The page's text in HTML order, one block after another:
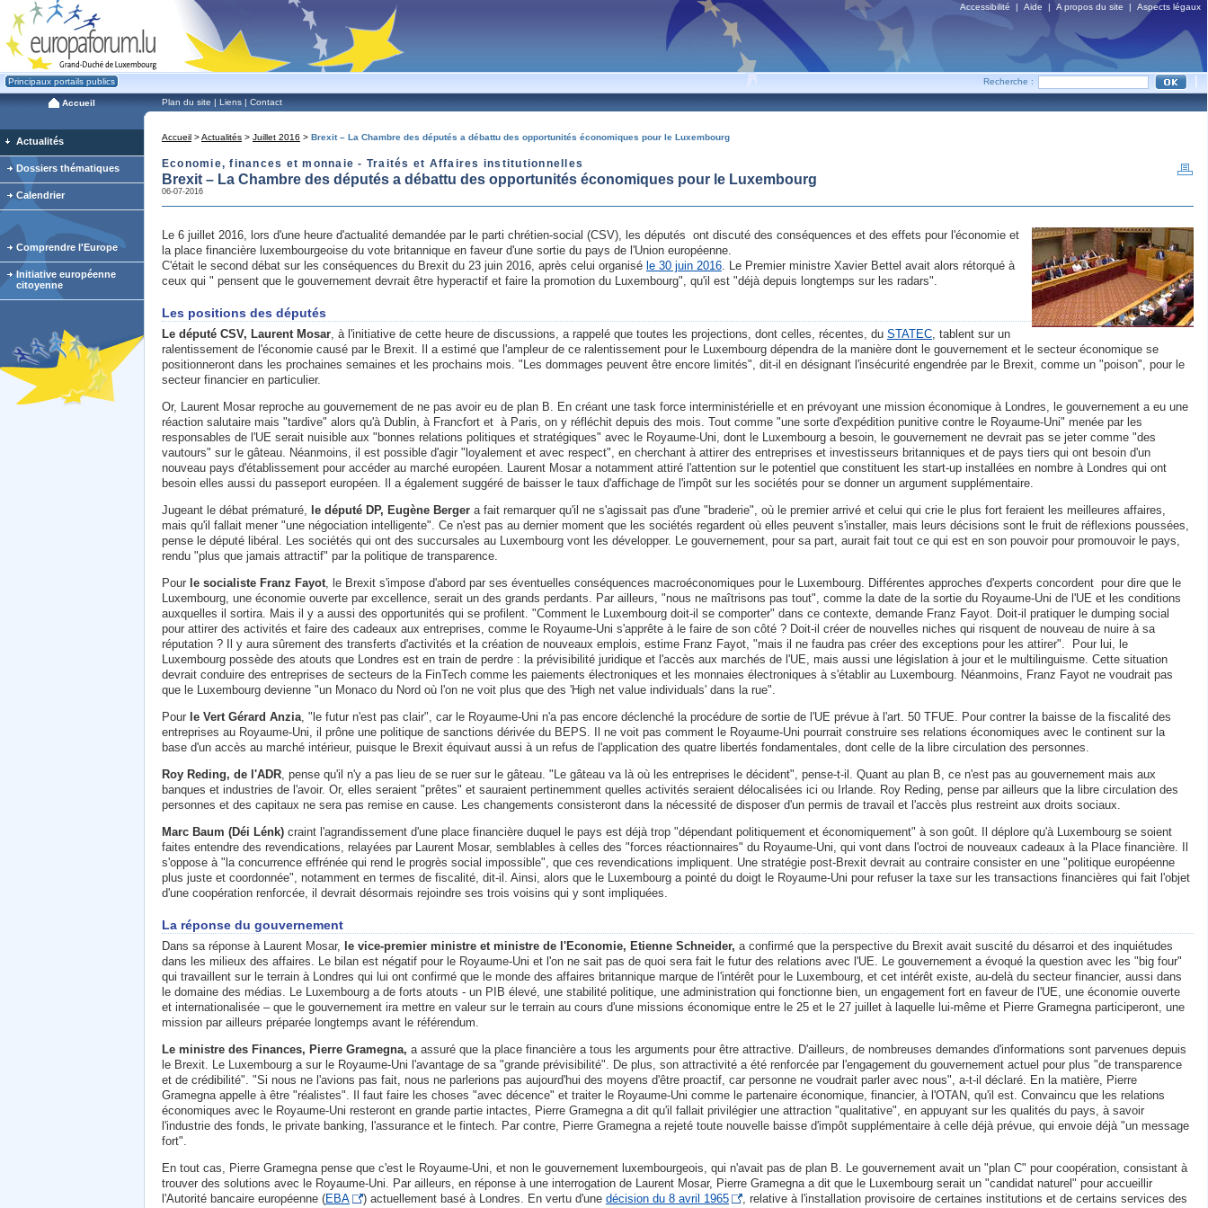
Accessibilité | Aide | A propos du site | Aspects légaux
Principaux portails publics Recherche :
Accueil Plan du site | Liens | Contact
Accueil >Actualités > Juillet 2016 > Brexit – La Chambre des députés a débattu des opportunités économiques pour le Luxembourg
Economie, finances et monnaie - Traités et Affaires institutionnelles
Brexit – La Chambre des députés a débattu des opportunités économiques pour le Luxembourg
06-07-2016
Le 6 juillet 2016, lors d'une heure d'actualité demandée par le parti chrétien-social (CSV), les députés ont discuté des conséquences et des effets pour l'économie et
la place financière luxembourgeoise du vote britannique en faveur d'une sortie du pays de l'Union européenne.
C'était le second débat sur les conséquences du Brexit du 23 juin 2016, après celui organisé le 30 juin 2016. Le Premier ministre Xavier Bettel avait alors rétorqué à
ceux qui " pensent que le gouvernement devrait être hyperactif et faire la promotion du Luxembourg", qu'il est "déjà depuis longtemps sur les radars".
Les positions des députés
Le député CSV, Laurent Mosar , à l'initiative de cette heure de discussions, a rappelé que toutes les projections, dont celles, récentes, du STATEC , tablent sur un
ralentissement de l'économie causé par le Brexit. Il a estimé que l'ampleur de ce ralentissement pour le Luxembourg dépendra de la manière dont le gouvernement et le secteur économique se
positionneront dans les prochaines semaines et les prochains mois. "Les dommages peuvent être encore limités", dit-il en désignant l'insécurité engendrée par le Brexit, comme un "poison", pour le
secteur financier en particulier.
Or, Laurent Mosar reproche au gouvernement de ne pas avoir eu de plan B. En créant une task force interministérielle et en prévoyant une mission économique à Londres, le gouvernement a eu une
réaction salutaire mais "tardive" alors qu'à Dublin, à Francfort et à Paris, on y réfléchit depuis des mois. Tout comme "une sorte d'expédition punitive contre le Royaume-Uni" menée par les
responsables de l'UE serait nuisible aux "bonnes relations politiques et stratégiques" avec le Royaume-Uni, dont le Luxembourg a besoin, le gouvernement ne devrait pas se jeter comme "des
vautours" sur le gâteau. Néanmoins, il est possible d'agir "loyalement et avec respect", en cherchant à attirer des entreprises et investisseurs britanniques et de pays tiers qui ont besoin d'un
nouveau pays d'établissement pour accéder au marché européen. Laurent Mosar a notamment attiré l'attention sur le potentiel que constituent les start-up installées en nombre à Londres qui ont
besoin elles aussi du passeport européen. Il a également suggéré de baisser le taux d'affichage de l'impôt sur les sociétés pour se donner un argument supplémentaire.
Jugeant le débat prématuré,
le député DP, Eugène Berger a fait remarquer qu'il ne s'agissait pas d'une "braderie", où le premier arrivé et celui qui crie le plus fort feraient les meilleures affaires,
mais qu'il fallait mener "une négociation intelligente". Ce n'est pas au dernier moment que les sociétés regardent où elles peuvent s'installer, mais leurs décisions sont le fruit de réflexions poussées,
pense le député libéral. Les sociétés qui ont des succursales au Luxembourg vont les développer. Le gouvernement, pour sa part, aurait fait tout ce qui est en son pouvoir pour promouvoir le pays,
rendu "plus que jamais attractif" par la politique de transparence.
Pour le socialiste Franz Fayot , le Brexit s'impose d'abord par ses éventuelles conséquences macroéconomiques pour le Luxembourg. Différentes approches d'experts concordent pour dire que le
Luxembourg, une économie ouverte par excellence, serait un des grands perdants. Par ailleurs, "nous ne maîtrisons pas tout", comme la date de la sortie du Royaume-Uni de l'UE et les conditions
auxquelles il sortira. Mais il y a aussi des opportunités qui se profilent. "Comment le Luxembourg doit-il se comporter" dans ce contexte, demande Franz Fayot. Doit-il pratiquer le dumping social
pour attirer des activités et faire des cadeaux aux entreprises, comme le Royaume-Uni s'apprête à le faire de son côté ? Doit-il créer de nouvelles niches qui risquent de nouveau de nuire à sa
réputation ? Il y aura sûrement des transferts d'activités et la création de nouveaux emplois, estime Franz Fayot, "mais il ne faudra pas créer des exceptions pour les attirer". Pour lui, le
Luxembourg possède des atouts que Londres est en train de perdre : la prévisibilité juridique et l'accès aux marchés de l'UE, mais aussi une législation à jour et le multilinguisme. Cette situation
devrait conduire des entreprises de secteurs de la FinTech comme les paiements électroniques et les monnaies électroniques à s'établir au Luxembourg. Néanmoins, Franz Fayot ne voudrait pas
que le Luxembourg devienne "un Monaco du Nord où l'on ne voit plus que des 'High net value individuals' dans la rue".
Pour le Vert Gérard Anzia , "le futur n'est pas clair", car le Royaume-Uni n'a pas encore déclenché la procédure de sortie de l'UE prévue à l'art. 50 TFUE. Pour contrer la baisse de la fiscalité des
entreprises au Royaume-Uni, il prône une politique de sanctions dérivée du BEPS. Il ne voit pas comment le Royaume-Uni pourrait construire ses relations économiques avec le continent sur la
base d'un accès au marché intérieur, puisque le Brexit équivaut aussi à un refus de l'application des quatre libertés fondamentales, dont celle de la libre circulation des personnes.
Roy Reding, de l'ADR , pense qu'il n'y a pas lieu de se ruer sur le gâteau. "Le gâteau va là où les entreprises le décident", pense-t-il. Quant au plan B, ce n'est pas au gouvernement mais aux
banques et industries de l'avoir. Or, elles seraient "prêtes" et sauraient pertinemment quelles activités seraient délocalisées ici ou Irlande. Roy Reding, pense par ailleurs que la libre circulation des
personnes et des capitaux ne sera pas remise en cause. Les changements consisteront dans la nécessité de disposer d'un permis de travail et l'accès plus restreint aux droits sociaux.
Marc Baum (Déi Lénk) craint l'agrandissement d'une place financière duquel le pays est déjà trop "dépendant politiquement et économiquement" à son goût. Il déplore qu'à Luxembourg se soient
faites entendre des revendications, relayées par Laurent Mosar, semblables à celles des "forces réactionnaires" du Royaume-Uni, qui vont dans l'octroi de nouveaux cadeaux à la Place financière. Il
s'oppose à "la concurrence effrénée qui rend le progrès social impossible", que ces revendications impliquent. Une stratégie post-Brexit devrait au contraire consister en une "politique européenne
plus juste et coordonnée", notamment en termes de fiscalité, dit-il. Ainsi, alors que le Luxembourg a pointé du doigt le Royaume-Uni pour refuser la taxe sur les transactions financières qui fait l'objet
d'une coopération renforcée, il devrait désormais rejoindre ses trois voisins qui y sont impliquées.
La réponse du gouvernement
Dans sa réponse à Laurent Mosar, le vice-premier ministre et ministre de l'Economie, Etienne Schneider, a confirmé que la perspective du Brexit avait suscité du désarroi et des inquiétudes
dans les milieux des affaires. Le bilan est négatif pour le Royaume-Uni et l'on ne sait pas de quoi sera fait le futur des relations avec l'UE. Le gouvernement a évoqué la question avec les "big four"
qui travaillent sur le terrain à Londres qui lui ont confirmé que le monde des affaires britannique marque de l'intérêt pour le Luxembourg, et cet intérêt existe, au-delà du secteur financier, aussi dans
le domaine des médias. Le Luxembourg a de forts atouts - un PIB élevé, une stabilité politique, une administration qui fonctionne bien, un engagement fort en faveur de l'UE, une économie ouverte
et internationalisée – que le gouvernement ira mettre en valeur sur le terrain au cours d'une missions économique entre le 25 et le 27 juillet à laquelle lui-même et Pierre Gramegna participeront, une
mission par ailleurs préparée longtemps avant le référendum.
Le ministre des Finances, Pierre Gramegna, a assuré que la place financière a tous les arguments pour être attractive. D'ailleurs, de nombreuses demandes d'informations sont parvenues depuis
le Brexit. Le Luxembourg a sur le Royaume-Uni l'avantage de sa "grande prévisibilité". De plus, son attractivité a été renforcée par l'engagement du gouvernement actuel pour plus "de transparence
et de crédibilité". "Si nous ne l'avions pas fait, nous ne parlerions pas aujourd'hui des moyens d'être proactif, car personne ne voudrait parler avec nous", a-t-il déclaré. En la matière, Pierre
Gramegna appelle à être "réalistes". Il faut faire les choses "avec décence" et traiter le Royaume-Uni comme le partenaire économique, financier, à l'OTAN, qu'il est. Convaincu que les relations
économiques avec le Royaume-Uni resteront en grande partie intactes, Pierre Gramegna a dit qu'il fallait privilégier une attraction "qualitative", en appuyant sur les qualités du pays, à savoir
l'industrie des fonds, le private banking, l'assurance et le fintech. Par contre, Pierre Gramegna a rejeté toute nouvelle baisse d'impôt supplémentaire à celle déjà prévue, qui envoie déjà "un message
fort".
En tout cas, Pierre Gramegna pense que c'est le Royaume-Uni, et non le gouvernement luxembourgeois, qui n'avait pas de plan B. Le gouvernement avait un "plan C" pour coopération, consistant à
trouver des solutions avec le Royaume-Uni. Par ailleurs, en réponse à une interrogation de Laurent Mosar, Pierre Gramegna a dit que le Luxembourg serait un "candidat naturel" pour accueillir
l'Autorité bancaire européenne (EBA ) actuellement basé à Londres. En vertu d'une décision du 8 avril 1965
, relative à l'installation provisoire de certaines institutions et de certains services des
Actualités
Dossiers thématiques
Calendrier
Comprendre l'Europe
Initiative européenne
citoyenne